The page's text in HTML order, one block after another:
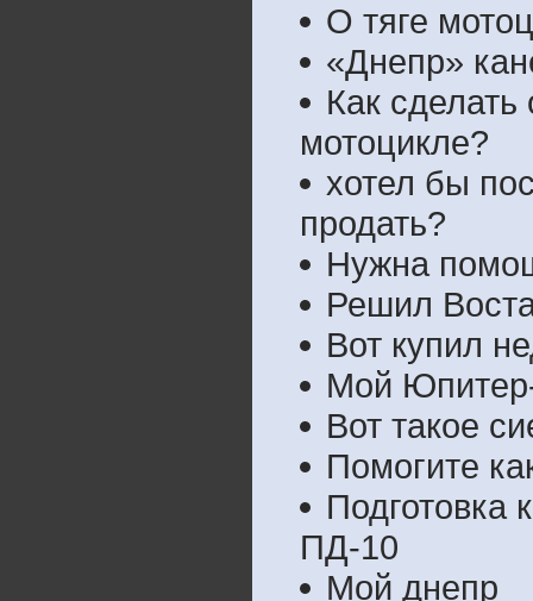
О тяге
«Днепр»
Как
мотоцикле?
хотел бы
продать?
Нужна
Решил
Вот купил
Мой
Вот такое
Помогите
Подготовка
ПД-10
Мой днепр